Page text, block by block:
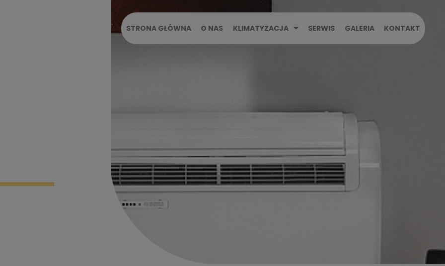
STRONA GŁÓWNA O NAS KLIMATYZACJA SERWIS GALERIA KONTAKT